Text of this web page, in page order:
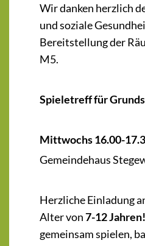
Wir danken herzlich
und soziale
Bereitstellung der
M5.
Spieletreff für
Mittwochs 16.00-
Gemeindehaus
Herzliche Einladung
Alter von7-12 Jahren!
gemeinsam spielen,